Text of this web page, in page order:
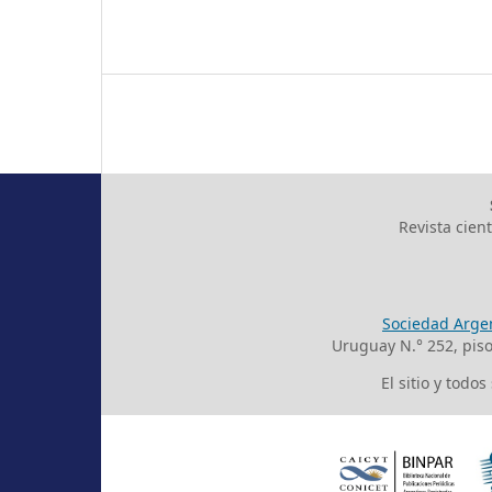
Revista
Sociedad
Uruguay N.° 252,
El sitio y